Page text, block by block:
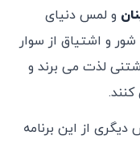
و لمس دنیای
و اشتیاق از سوار
لذت می ‌برند و
کنند.
از این برنامه